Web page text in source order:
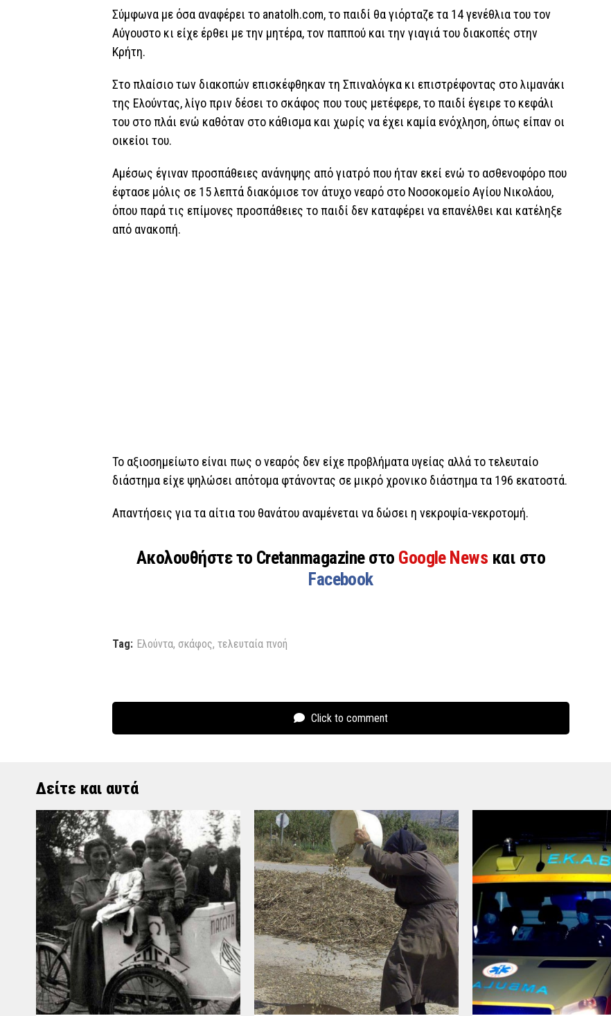
Σύμφωνα με όσα αναφέρει το anatolh.com, το παιδί θα γιόρταζε τα 14 γενέθλια του τον
Αύγουστο κι είχε έρθει με την μητέρα, τον παππού και την γιαγιά του διακοπές στην
Κρήτη.
Στο πλαίσιο των διακοπών επισκέφθηκαν τη Σπιναλόγκα κι επιστρέφοντας στο λιμανάκι
της Ελούντας, λίγο πριν δέσει το σκάφος που τους μετέφερε, το παιδί έγειρε το κεφάλι
του στο πλάι ενώ καθόταν στο κάθισμα και χωρίς να έχει καμία ενόχληση, όπως είπαν οι
οικείοι του.
Αμέσως έγιναν προσπάθειες ανάνηψης από γιατρό που ήταν εκεί ενώ το ασθενοφόρο που
έφτασε μόλις σε 15 λεπτά διακόμισε τον άτυχο νεαρό στο Νοσοκομείο Αγίου Νικολάου,
όπου παρά τις επίμονες προσπάθειες το παιδί δεν καταφέρει να επανέλθει και κατέληξε
από ανακοπή.
Το αξιοσημείωτο είναι πως ο νεαρός δεν είχε προβλήματα υγείας αλλά το τελευταίο
διάστημα είχε ψηλώσει απότομα φτάνοντας σε μικρό χρονικο διάστημα τα 196 εκατοστά.
Απαντήσεις για τα αίτια του θανάτου αναμένεται να δώσει η νεκροψία-νεκροτομή.
Ακολουθήστε το Cretanmagazine στο Google News και στο
Facebook
Tag: Ελούντα, σκάφος, τελευταία πνοή
Click to comment
Δείτε και αυτά